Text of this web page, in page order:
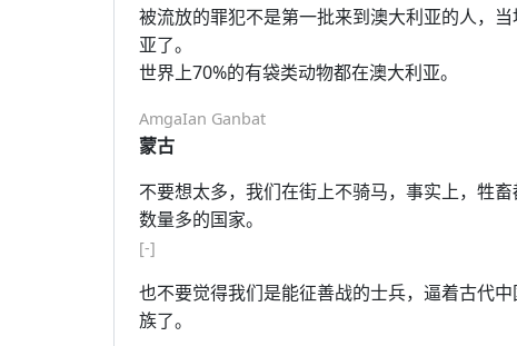
被流放的罪犯不是第一批来到澳大利亚的人，
亚了。
世界上70%的有袋类动物都在澳大利亚。
AmgaIan Ganbat
蒙古
不要想太多，我们在街上不骑马，事实上，牲
数量多的国家。
[-]
也不要觉得我们是能征善战的士兵，逼着古代
族了。